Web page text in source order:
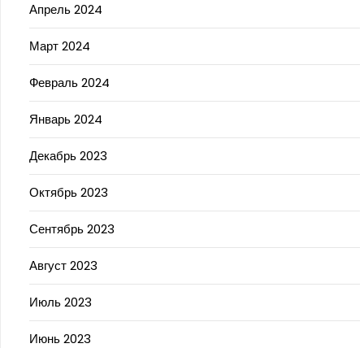
Апрель 2024
Март 2024
Февраль 2024
Январь 2024
Декабрь 2023
Октябрь 2023
Сентябрь 2023
Август 2023
Июль 2023
Июнь 2023